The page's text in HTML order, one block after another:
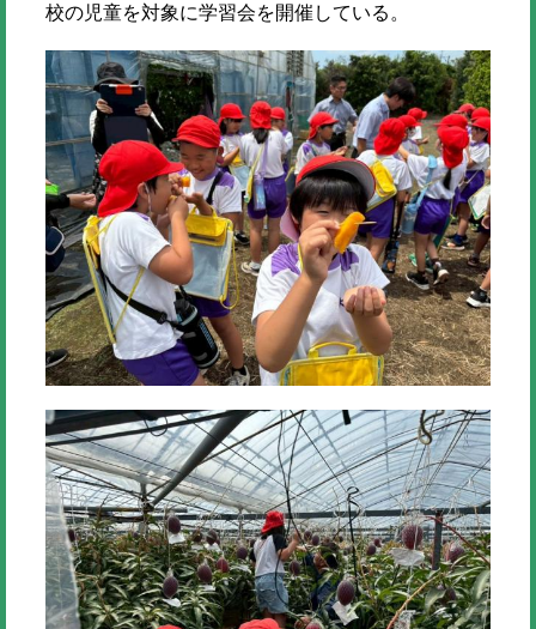
校の児童を対象に学習会を開催している。